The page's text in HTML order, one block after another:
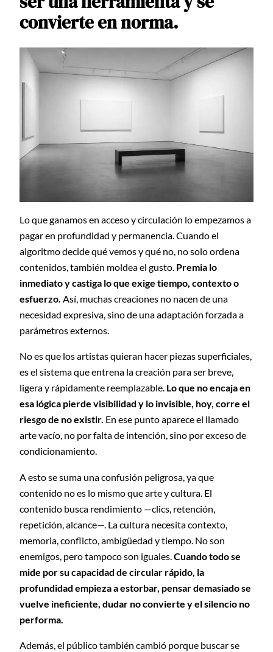
convierte en norma.
Lo que ganamos en acceso y circulación lo empezamos a
pagar en profundidad y permanencia. Cuando el
algoritmo decide qué vemos y qué no, no solo ordena
contenidos, también moldea el gusto. Premia lo
inmediato y castiga lo que exige tiempo, contexto o
esfuerzo. Así, muchas creaciones no nacen de una
necesidad expresiva, sino de una adaptación forzada a
parámetros externos.
No es que los artistas quieran hacer piezas superficiales,
es el sistema que entrena la creación para ser breve,
ligera y rápidamente reemplazable. Lo que no encaja en
esa lógica pierde visibilidad y lo invisible, hoy, corre el
riesgo de no existir. En ese punto aparece el llamado
arte vacío, no por falta de intención, sino por exceso de
condicionamiento.
A esto se suma una confusión peligrosa, ya que
contenido no es lo mismo que arte y cultura. El
contenido busca rendimiento —clics, retención,
repetición, alcance—. La cultura necesita contexto,
memoria, conflicto, ambigüedad y tiempo. No son
enemigos, pero tampoco son iguales. Cuando todo se
mide por su capacidad de circular rápido, la
profundidad empieza a estorbar, pensar demasiado se
vuelve ineficiente, dudar no convierte y el silencio no
performa.
Además, el público también cambió porque buscar se